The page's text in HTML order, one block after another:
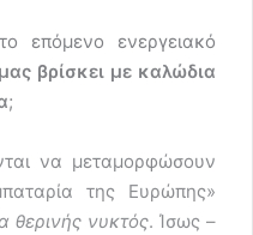
επόμενο ενεργειακό
βρίσκει με καλώδια
;
να μεταμορφώσουν
της Ευρώπης»
θερινής νυκτός. Ίσως –